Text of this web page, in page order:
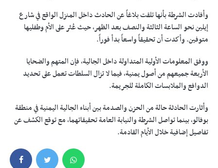
وأفادت الشرطة بأنها تلقت بلاغاً عن الحادث داخل المنزل الواقع في شارع
إيلين نحو الساعة الثالثة والنصف بعد الظهر، حيث عُثر على الأم وطفليها
متوفين. وأكدت أن تحقيقاً واسعاً بدأ فوراً.
ووفق المعلومات الأولية المتداولة داخل الجالية، فإن المتهم والضحايا
الأربعة جميعهم من أصول يمنية، فيما لا تزال السلطات تعمل على تحديد
الدوافع والملابسات الكاملة للجريمة.
وأثارت الحادثة حالة من الحزن والصدمة بين أبناء الجالية اليمنية في منطقة
بوفالو، بينما تواصل الشرطة والنيابة العامة تحقيقاتهما، مع توقع الكشف عن
تفاصيل إضافية خلال الأيام القادمة.